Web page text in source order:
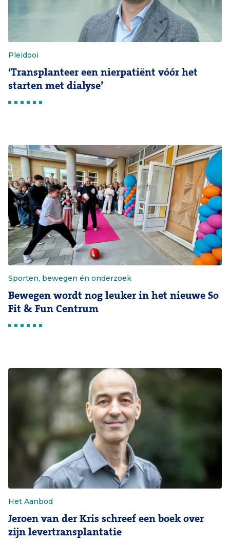
Pleidooi
‘Transplanteer een nierpatiënt vóór het
starten met dialyse’
Sporten, bewegen én onderzoek
Bewegen wordt nog leuker in het nieuwe So
Fit & Fun Centrum
Het Aanbod
Jeroen van der Kris schreef een boek over
zijn levertransplantatie